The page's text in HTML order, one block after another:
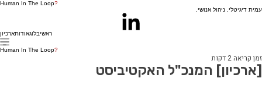
Human In The Loop?
עמית דיגיטלי. ניהול אנושי.
ארכיוןאודותבלוגראשי
Human In The Loop?
[ארכיון] המנכ"ל האקטיביסט
זמן קריאה 2 דקות